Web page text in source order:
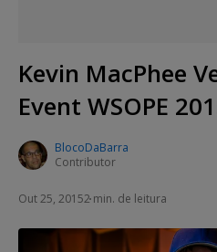
Kevin MacPhee
Event WSOPE
BlocoDaBarra
Contributor
Out 25, 20152 min. de leitura